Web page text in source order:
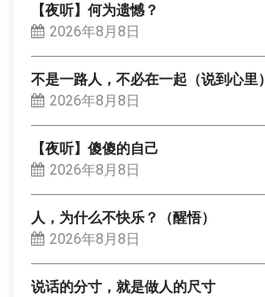
【夜听】何为遗憾？
2026年8月8日
不是一路人，不必在一起（说到心里）
2026年8月8日
【夜听】傻傻的自己
2026年8月8日
人，为什么不快乐？（醒悟）
2026年8月8日
说话的分寸，就是做人的尺寸